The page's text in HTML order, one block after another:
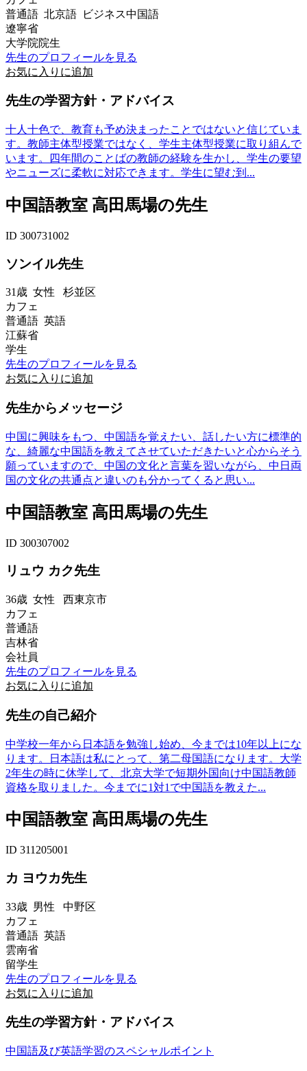
普通語 北京語 ビジネス中国語
遼寧省
大学院院生
先生のプロフィールを見る
お気に入りに追加
先生の学習方針・アドバイス
十人十色で、教育も予め決まったことではないと信じていま
す。教師主体型授業ではなく、学生主体型授業に取り組んで
います。四年間のことばの教師の経験を生かし、学生の要望
やニューズに柔軟に対応できます。学生に望む到...
中国語教室 高田馬場の先生
ID 300731002
ソンイル先生
31歳 女性 杉並区
カフェ
普通語 英語
江蘇省
学生
先生のプロフィールを見る
お気に入りに追加
先生からメッセージ
中国に興味をもつ、中国語を覚えたい、話したい方に標準的
な、綺麗な中国語を教えてさせていただきたいと心からそう
願っていますので、中国の文化と言葉を習いながら、中日両
国の文化の共通点と違いのも分かってくると思い...
中国語教室 高田馬場の先生
ID 300307002
リュウ カク先生
36歳 女性 西東京市
カフェ
普通語
吉林省
会社員
先生のプロフィールを見る
お気に入りに追加
先生の自己紹介
中学校一年から日本語を勉強し始め、今までは10年以上にな
ります。日本語は私にとって、第二母国語になります。大学
2年生の時に休学して、北京大学で短期外国向け中国語教師
資格を取りました。今までに1対1で中国語を教えた...
中国語教室 高田馬場の先生
ID 311205001
カ ヨウカ先生
33歳 男性 中野区
カフェ
普通語 英語
雲南省
留学生
先生のプロフィールを見る
お気に入りに追加
先生の学習方針・アドバイス
中国語及び英語学習のスペシャルポイント